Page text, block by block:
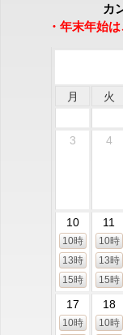
カ
・年末年始
月 火
3
4
10
10時
13時
15時
11
10時
13時
15時
17
10時
18
10時